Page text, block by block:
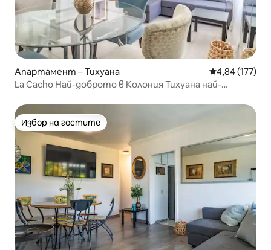
Апартамент – Тихуана Средна
4,84 (177)
La Cacho Най-доброто в Колония Тихуана най-
Избор на гостите
Избор на гостите